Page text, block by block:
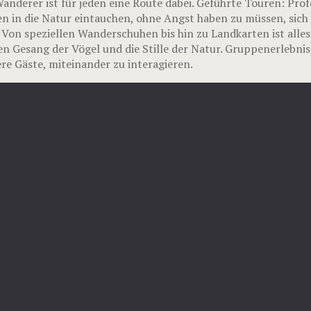
in die Natur eintauchen, ohne Angst haben zu müssen,
speziellen Wanderschuhen bis hin zu Landkarten ist
Gesang der Vögel und die Stille der Natur.
Gäste, miteinander zu interagieren.